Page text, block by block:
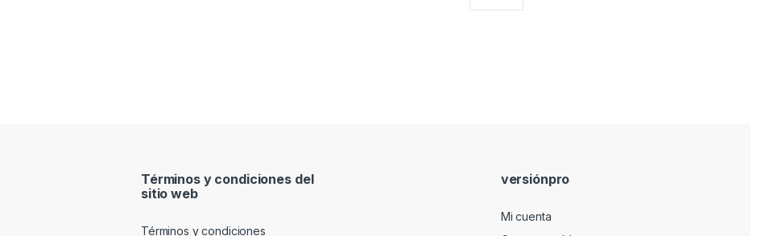
Términos y condiciones del
sitio web
Términos y condiciones
versiónpro
Mi cuenta